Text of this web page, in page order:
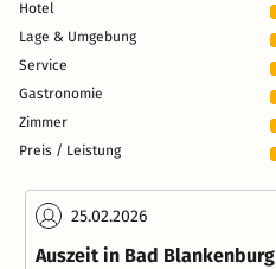
Hotel
Lage & Umgebung
Service
Gastronomie
Zimmer
Preis / Leistung
25.02.2026
Auszeit in Bad Blankenburg